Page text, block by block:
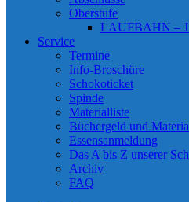
Oberstufe
LAUFBAHN –
Service
Termine
Info-Broschüre
Schokoticket
Spinde
Materialliste
Büchergeld und
Essensanmeldung
Das A bis Z unserer
Archiv
FAQ